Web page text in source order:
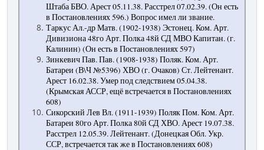
Штаба БВО. Арест 05.11.38. Расстрел 07.02.39. (Он есть
в Постановлениях 596.) Вопрос имел ли звание.
Таркус Ал.-др Матв. (1902-1938) Эстонец. Ком. Арт.
Дивизиона 48го Арт. Полка 48й СД МВО Капитан. (г.
Калинин) (Он есть в Постановлениях 597)
Зинкевич Пав. Пав. (1908-1938) Поляк. Ком. Арт.
Батареи (В\Ч №5396) ХВО (г. Очаков) Ст. Лейтенант.
Арест 16.02.38. Умер под следствием 05.04.38.
(Крымская АССР, ещё встречается в Постановлениях
608)
Сикорский Лев Вл. (1911-1939) Поляк Пом. Ком. Арт.
Батареи 80го Арт. Полка 80й СД ХВО. Арест 19.07.38.
Расстрел 12.05.39. Лейтенант. (Донецкая Обл. Укр.
ССР, встречается так же в Постановлениях 608)